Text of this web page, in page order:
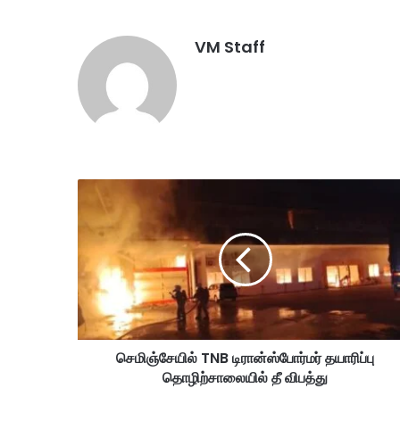
VM Staff
ல்
T
N
B
செமிஞ்சேயில் TNB டிரான்ஸ்போர்மர் தயாரிப்பு
தொழிற்சாலையில் தீ விபத்து